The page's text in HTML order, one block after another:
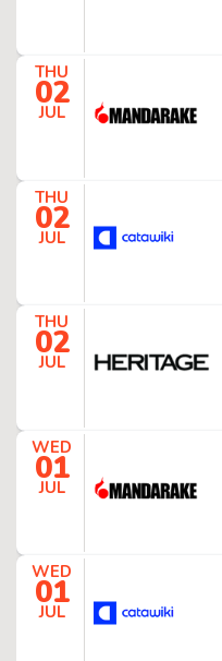
THU
02
JUL
THU
02
JUL
THU
02
JUL
WED
01
JUL
WED
01
JUL